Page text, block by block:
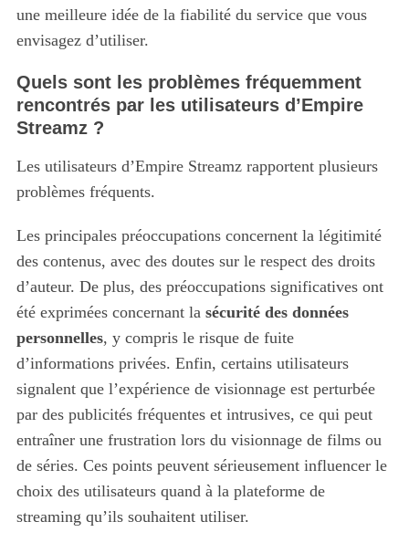
une meilleure idée de la fiabilité du service que vous
envisagez d’utiliser.
Quels sont les problèmes fréquemment
rencontrés par les utilisateurs d’Empire
Streamz ?
Les utilisateurs d’Empire Streamz rapportent plusieurs
problèmes fréquents.
Les principales préoccupations concernent la légitimité
des contenus, avec des doutes sur le respect des droits
d’auteur. De plus, des préoccupations significatives ont
été exprimées concernant la sécurité des données
personnelles, y compris le risque de fuite
d’informations privées. Enfin, certains utilisateurs
signalent que l’expérience de visionnage est perturbée
par des publicités fréquentes et intrusives, ce qui peut
entraîner une frustration lors du visionnage de films ou
de séries. Ces points peuvent sérieusement influencer le
choix des utilisateurs quand à la plateforme de
streaming qu’ils souhaitent utiliser.